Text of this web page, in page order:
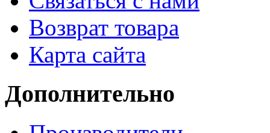
Возврат товара
Карта сайта
Дополнительно